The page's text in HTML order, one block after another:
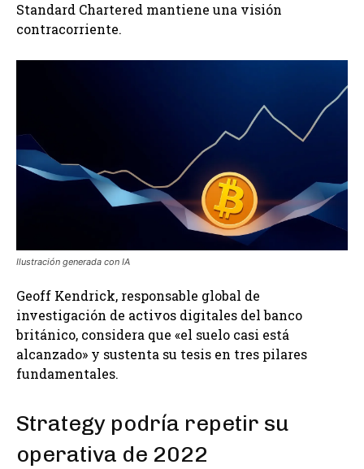
Standard Chartered mantiene una visión
contracorriente.
Ilustración generada con IA
Geoff Kendrick, responsable global de
investigación de activos digitales del banco
británico, considera que «el suelo casi está
alcanzado» y sustenta su tesis en tres pilares
fundamentales.
Strategy podría repetir su
operativa de 2022